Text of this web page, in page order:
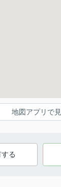
地図アプリで
る